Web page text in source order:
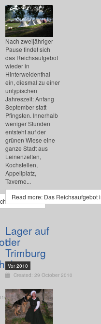
Hurra 2012
Nach zweijähriger
Pause findet sich
das Reichsaufgebot
wieder in
Hinterweidenthal
ein, diesmal zu einer
untypischen
Jahreszeit: Anfang
September statt
Pfingsten. Innerhalb
weniger Stunden
entsteht auf der
grünen Wiese eine
ganze Stadt aus
Leinenzelten,
Kochstellen,
Appellplatz,
Taverne...
Read more: Das
Lager auf
der
Trimburg
Vor 2010
Created: 29 October 2010